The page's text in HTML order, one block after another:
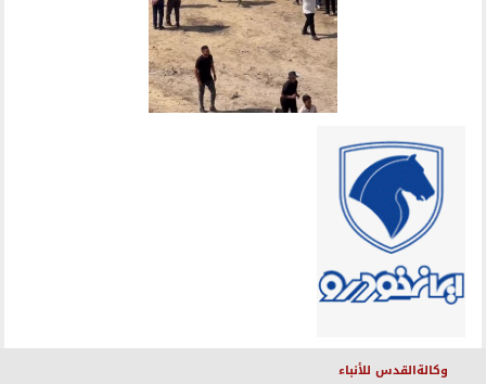
وكالةالقدس للأنباء